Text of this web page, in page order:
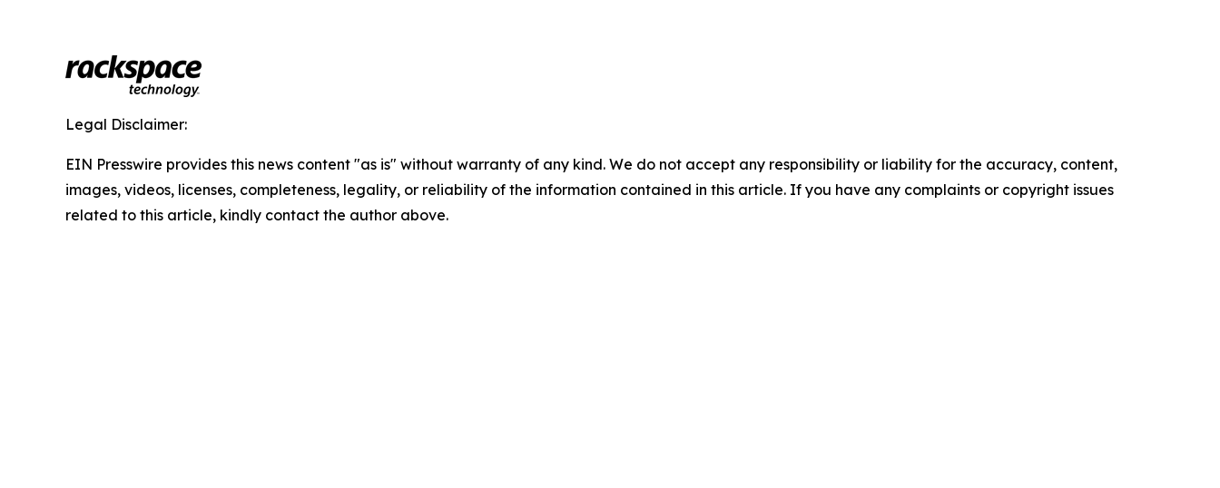
Legal Disclaimer:
EIN Presswire provides this news content "as is" without warranty of any kind. We do not accept any responsibility or liability for the accuracy, content,
images, videos, licenses, completeness, legality, or reliability of the information contained in this article. If you have any complaints or copyright issues
related to this article, kindly contact the author above.